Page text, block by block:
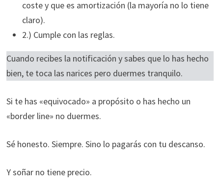
coste y que es amortización (la mayoría no lo tiene
claro).
2.) Cumple con las reglas.
Cuando recibes la notificación y sabes que lo has hecho
bien, te toca las narices pero duermes tranquilo.
Si te has «equivocado» a propósito o has hecho un
«border line» no duermes.
Sé honesto. Siempre. Sino lo pagarás con tu descanso.
Y soñar no tiene precio.